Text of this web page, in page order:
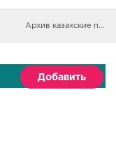
Архив казахские песни
Добавить